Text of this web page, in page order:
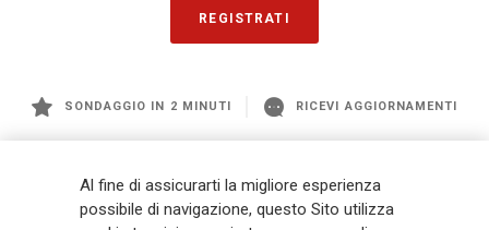
REGISTRATI
SONDAGGIO IN 2 MINUTI RICEVI AGGIORNAMENTI
management a livello globale, con premi complessivi pari a € 98,1
miliardi e € 900 miliardi di AUM nel 2025. Fondato nel 1831, con oltre 88
Al fine di assicurarti la migliore esperienza
possibile di navigazione, questo Sito utilizza